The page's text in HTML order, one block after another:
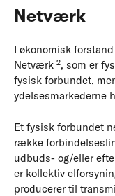
Netværk
I økonomisk
Netværk 2, som er
fysisk forbundet,
ydelsesmarkederne
Et fysisk forbundet
række
udbuds- og/eller
er kollektiv
producerer til